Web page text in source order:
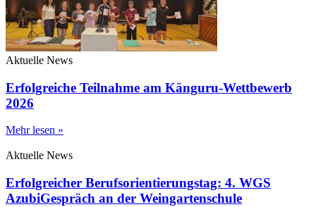
Aktuelle News
Erfolgreiche Teilnahme am Känguru-Wettbewerb
2026
Mehr lesen »
Aktuelle News
Erfolgreicher Berufsorientierungstag: 4. WGS
AzubiGespräch an der Weingartenschule